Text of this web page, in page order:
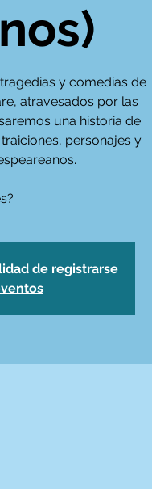
y comedias de
atravesados por las
una historia de
personajes y
de registrarse